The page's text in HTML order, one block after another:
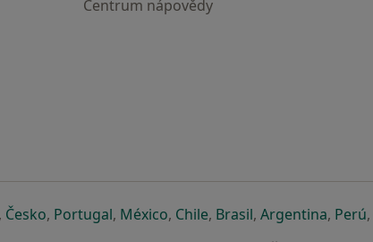
Centrum nápovědy
záložce
otevře v nové záložce
, Českose otevře v nové záložce
, Portugalse otevře v nové záložce
, Méxicose otevře v nové záložce
, Chilese otevře v nové záložce
, Brasilse otevře v nové
, Argentinase
, Perú,